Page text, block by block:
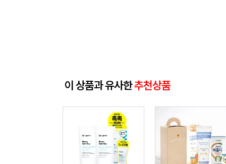
이 상품과 유사한추천상품